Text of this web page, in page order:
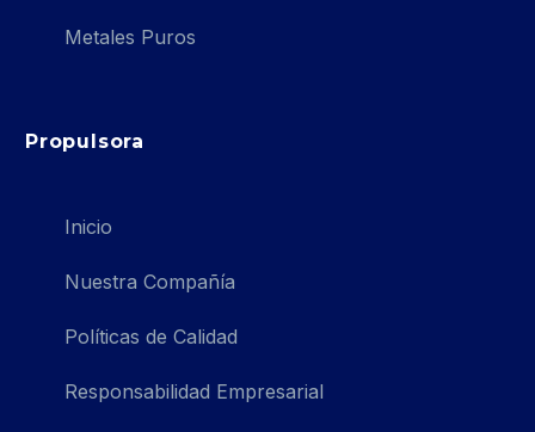
Metales Puros
Propulsora
Inicio
Nuestra Compañía
Políticas de Calidad
Responsabilidad Empresarial